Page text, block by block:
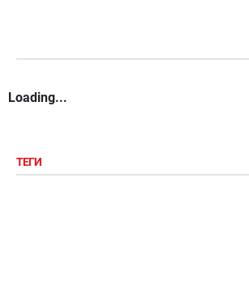
Loading...
ТЕГИ